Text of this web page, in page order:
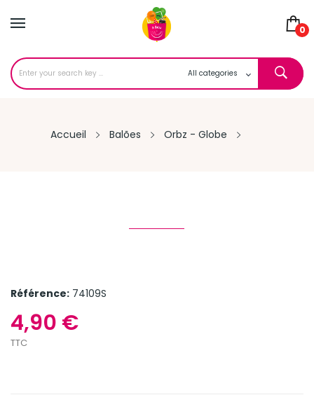
0
Accueil Balões Orbz - Globe
Référence: 74109S
4,90 €
TTC